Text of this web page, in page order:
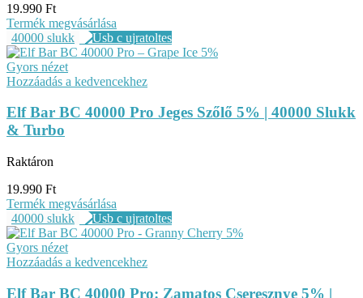
19.990 Ft
Termék megvásárlása
40000 slukk
Gyors nézet
Hozzáadás a kedvencekhez
Elf Bar BC 40000 Pro Jeges Szőlő 5% | 40000 Slukk
& Turbo
Raktáron
19.990 Ft
Termék megvásárlása
40000 slukk
Gyors nézet
Hozzáadás a kedvencekhez
Elf Bar BC 40000 Pro: Zamatos Cseresznye 5% |